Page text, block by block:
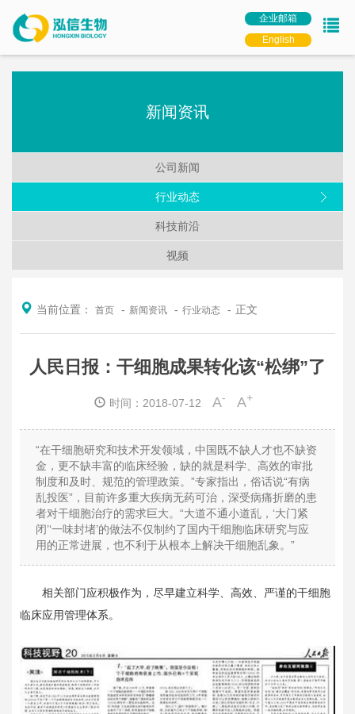
企业邮箱
English
新闻资讯
公司新闻
行业动态
科技前沿
视频
当前位置： 首页 新闻资讯 行业动态 正文
人民日报：干细胞成果转化该“松绑”了
时间：2018-07-12 A- A+
“在干细胞研究和技术开发领域，中国既不缺人才也不缺资
金，更不缺丰富的临床经验，缺的就是科学、高效的审批
制度和及时、规范的管理政策。”专家指出，俗话说“有病
乱投医”，目前许多重大疾病无药可治，深受病痛折磨的患
者对干细胞治疗的需求巨大。“大道不通小道乱，‘大门紧
闭’‘一味封堵’的做法不仅制约了国内干细胞临床研究与应
用的正常进展，也不利于从根本上解决干细胞乱象。”
相关部门应积极作为，尽早建立科学、高效、严谨的干细胞
临床应用管理体系。